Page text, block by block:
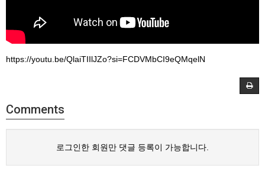
https://youtu.be/QlaiTIIlJZo?si=FCDVMbCI9eQMqelN
Comments
로그인한 회원만 댓글 등록이 가능합니다.